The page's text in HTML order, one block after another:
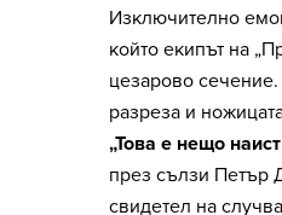
Изключително
който екипът на
цезарово
разреза и
„Това е нещо
през сълзи Петър
свидетел на